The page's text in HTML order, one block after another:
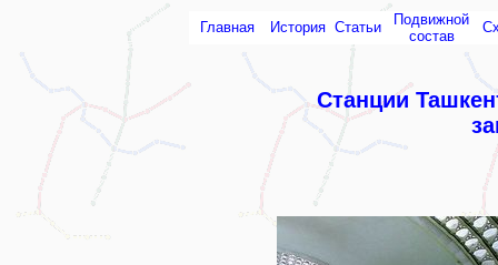
Главная История Статьи
Подвижной
состав
Станции